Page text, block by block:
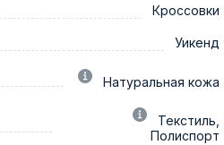
Кроссовки
Уикенд
Натуральная кожа
Текстиль,
Полиспорт